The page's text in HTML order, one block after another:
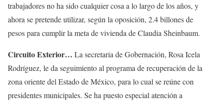
trabajadores no ha sido cualquier cosa a lo largo de los años, y
ahora se pretende utilizar, según la oposición, 2.4 billones de
pesos para cumplir la meta de vivienda de Claudia Sheinbaum.
Circuito Exterior… La secretaria de Gobernación, Rosa Icela
Rodríguez, le da seguimiento al programa de recuperación de la
zona oriente del Estado de México, para lo cual se reúne con
presidentes municipales. Se ha puesto especial atención a